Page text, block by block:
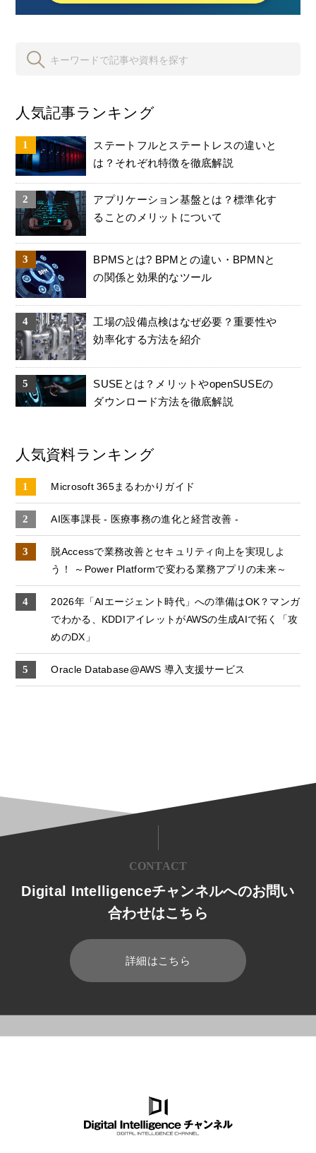
人気記事ランキング
ステートフルとステートレスの違いと
は？それぞれ特徴を徹底解説
アプリケーション基盤とは？標準化す
ることのメリットについて
BPMSとは? BPMとの違い・BPMNと
の関係と効果的なツール
工場の設備点検はなぜ必要？重要性や
効率化する方法を紹介
SUSEとは？メリットやopenSUSEの
ダウンロード方法を徹底解説
人気資料ランキング
Microsoft 365まるわかりガイド
AI医事課長 - 医療事務の進化と経営改善 -
脱Accessで業務改善とセキュリティ向上を実現しよ
う！ ～Power Platformで変わる業務アプリの未来～
2026年「AIエージェント時代」への準備はOK？マンガ
でわかる、KDDIアイレットがAWSの生成AIで拓く「攻
めのDX」
Oracle Database@AWS 導入支援サービス
CONTACT
Digital Intelligenceチャンネルへのお問い
合わせはこちら
詳細はこちら